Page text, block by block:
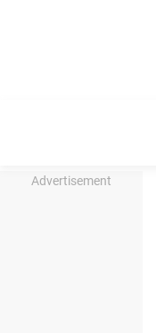
Advertisement